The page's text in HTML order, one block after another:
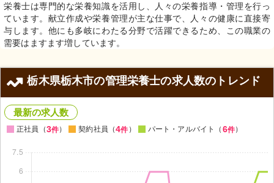
栄養士は専門的な栄養知識を活用し、人々の栄養指導・管理を行っ
ています。献立作成や栄養管理が主な仕事で、人々の健康に直接寄
与します。他にも多岐にわたる分野で活躍できるため、この職業の
需要はますます増しています。
栃木県栃木市の管理栄養士の求人数のトレンド
最新の求人数
正社員（3件） 契約社員（4件 ） パート・アルバイト（ 6件）